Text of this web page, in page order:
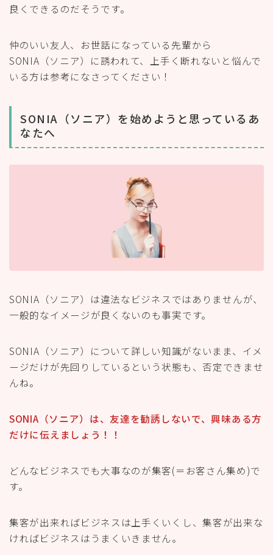
良くできるのだそうです。
仲のいい友人、お世話になっている先輩から
SONIA（ソニア）に誘われて、上手く断れないと悩んで
いる方は参考になさってください！
SONIA（ソニア）を始めようと思っているあ
なたへ
SONIA（ソニア）は違法なビジネスではありませんが、
一般的なイメージが良くないのも事実です。
SONIA（ソニア）について詳しい知識がないまま、イメ
ージだけが先回りしているという状態も、否定できませ
んね。
SONIA（ソニア）は、友達を勧誘しないで、興味ある方
だけに伝えましょう！！
どんなビジネスでも大事なのが集客(＝お客さん集め)で
す。
集客が出来ればビジネスは上手くいくし、集客が出来な
ければビジネスはうまくいきません。